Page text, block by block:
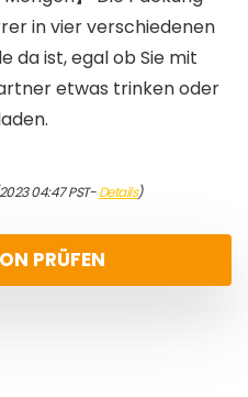
in vier verschiedenen
da ist, egal ob Sie mit
etwas trinken oder
04:47 PST-Details)
PRÜFEN